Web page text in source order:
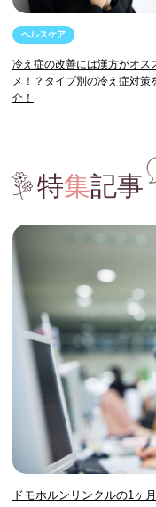
ヘルスケア
冷え症の改善には漢方がオス
メ！？タイプ別の冷え症対策
介！
特集記事
ドモホルンリンクルの1ヶ